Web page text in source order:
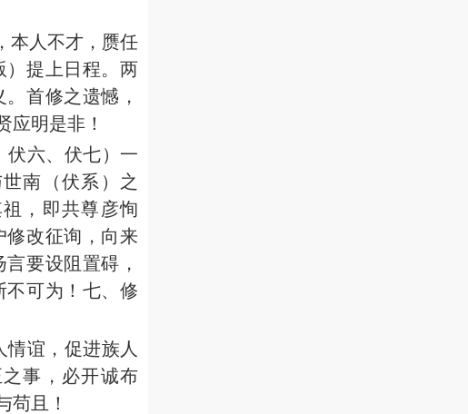
本人不才，赝任
）提上日程。两
首修之遗憾，
应明是非！
伏六、伏七）一
南（伏系）之
，即共尊彦恂
修改征询，向来
要设阻置碍，
不可为！七、修
谊，促进族人
事，必开诚布
苟且！